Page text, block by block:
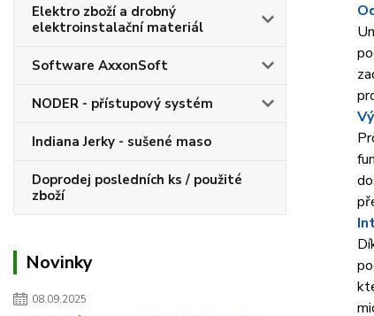
Elektro zboží a drobný
elektroinstalační materiál
Software AxxonSoft
NODER - přístupový systém
Indiana Jerky - sušené maso
Doprodej posledních ks / použité
zboží
Novinky
08.09.2025